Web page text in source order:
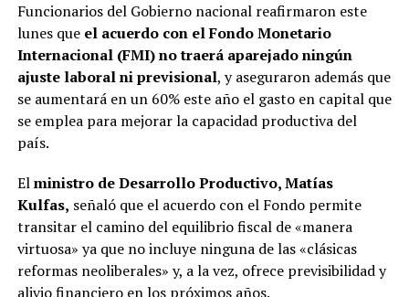
Funcionarios del Gobierno nacional reafirmaron este
lunes que el acuerdo con el Fondo Monetario
Internacional (FMI) no traerá aparejado ningún
ajuste laboral ni previsional, y aseguraron además que
se aumentará en un 60% este año el gasto en capital que
se emplea para mejorar la capacidad productiva del
país.
Elministro de Desarrollo Productivo, Matías
Kulfas, señaló que el acuerdo con el Fondo permite
transitar el camino del equilibrio fiscal de «manera
virtuosa» ya que no incluye ninguna de las «clásicas
reformas neoliberales» y, a la vez, ofrece previsibilidad y
alivio financiero en los próximos años.